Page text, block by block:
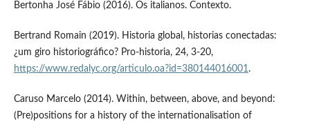
Bertonha José Fábio (2016). Os italianos. Contexto.
Bertrand Romain (2019). Historia global, historias conectadas:
¿um giro historiográfico? Pro-historia, 24, 3-20,
https://www.redalyc.org/articulo.oa?id=380144016001.
Caruso Marcelo (2014). Within, between, above, and beyond:
(Pre)positions for a history of the internationalisation of